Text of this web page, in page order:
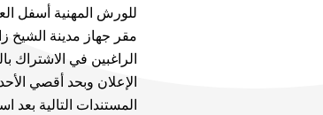
للورش المهنية أسفل
الراغبين في الاشتراك
المستندات التالية بعد